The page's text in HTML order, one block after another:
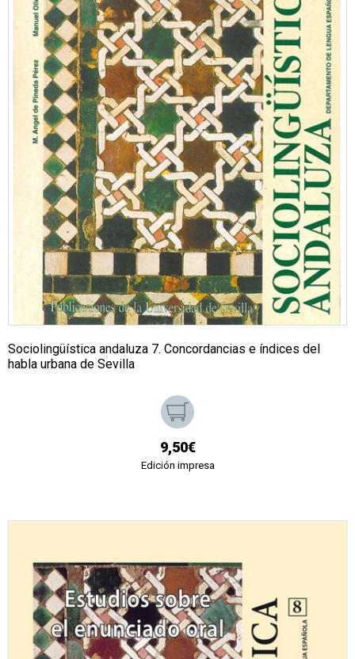
Sociolingüística andaluza 7. Concordancias e índices del
habla urbana de Sevilla
9,50€
Edición impresa